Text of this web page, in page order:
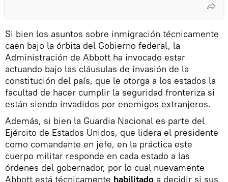
Si bien los asuntos sobre inmigración técnicamente
caen bajo la órbita del Gobierno federal, la
Administración de Abbott ha invocado estar
actuando bajo las cláusulas de invasión de la
constitución del país, que le otorga a los estados la
facultad de hacer cumplir la seguridad fronteriza si
están siendo invadidos por enemigos extranjeros.
Además, si bien la Guardia Nacional es parte del
Ejército de Estados Unidos, que lidera el presidente
como comandante en jefe, en la práctica este
cuerpo militar responde en cada estado a las
órdenes del gobernador, por lo cual nuevamente
Abbott está técnicamente habilitado a decidir si sus